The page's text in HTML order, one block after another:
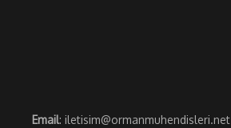
Email: iletisim@ormanmuhendisleri.net